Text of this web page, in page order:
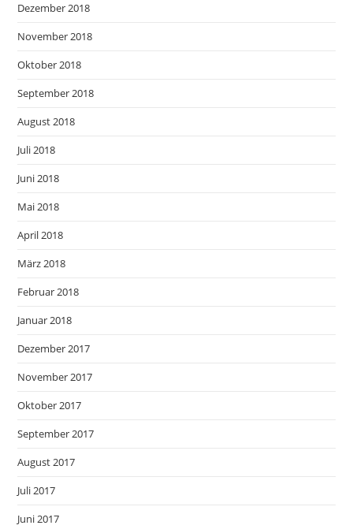
Dezember 2018
November 2018
Oktober 2018
September 2018
August 2018
Juli 2018
Juni 2018
Mai 2018
April 2018
März 2018
Februar 2018
Januar 2018
Dezember 2017
November 2017
Oktober 2017
September 2017
August 2017
Juli 2017
Juni 2017